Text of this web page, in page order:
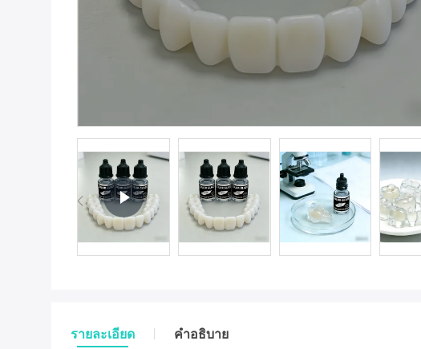
รายละเอียด คําอธิบาย